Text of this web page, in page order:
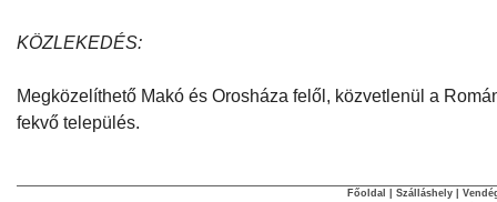
KÖZLEKEDÉS:
Megközelíthető Makó és Orosháza felől, közvetlenül a
fekvő település.
Főoldal Szálláshely